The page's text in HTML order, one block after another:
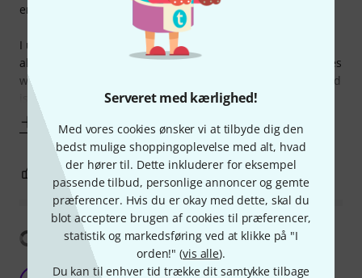
Serveret med kærlighed!
Med vores cookies ønsker vi at tilbyde dig den
bedst mulige shoppingoplevelse med alt, hvad
der hører til. Dette inkluderer for eksempel
passende tilbud, personlige annoncer og gemte
præferencer. Hvis du er okay med dette, skal du
blot acceptere brugen af cookies til præferencer,
statistik og markedsføring ved at klikke på "I
orden!" (vis alle).
Du kan til enhver tid trække dit samtykke tilbage
enough “gel” to keep the loose tube in place.
I used to use a very similar product from Selmer, but it is
almost impossible to find nowadays. Luckily, Bach continues
with a product that looks the same (red), feels the same and
is as good as its
Vis mere
0
Vis oversættelse
Great grease